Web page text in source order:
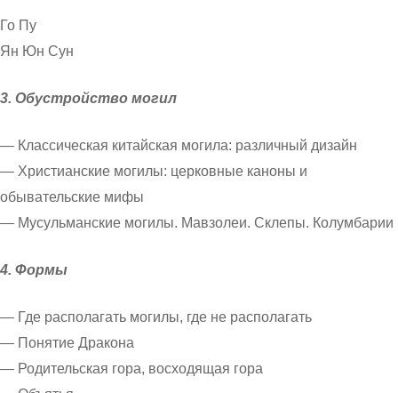
Го Пу
Ян Юн Сун
3. Обустройство могил
— Классическая китайская могила: различный дизайн
— Христианские могилы: церковные каноны и
обывательские мифы
— Мусульманские могилы. Мавзолеи. Склепы. Колумбарии
4. Формы
— Где располагать могилы, где не располагать
— Понятие Дракона
— Родительская гора, восходящая гора